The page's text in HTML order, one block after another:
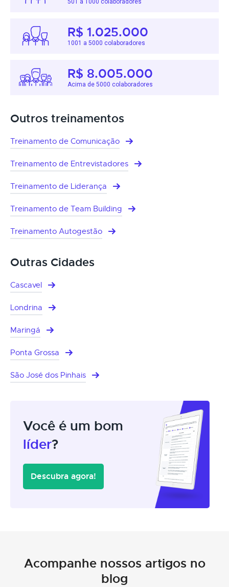
501 a 1000 colaboradores
R$ 1.025.000
1001 a 5000 colaboradores
R$ 8.005.000
Acima de 5000 colaboradores
Outros treinamentos
Treinamento de Comunicação
Treinamento de Entrevistadores
Treinamento de Liderança
Treinamento de Team Building
Treinamento Autogestão
Outras Cidades
Cascavel
Londrina
Maringá
Ponta Grossa
São José dos Pinhais
Você é um bom
líder?
Descubra agora!
Acompanhe nossos artigos no
blog